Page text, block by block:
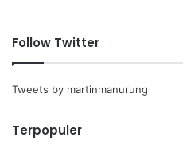
Follow Twitter
Tweets by martinmanurung
Terpopuler